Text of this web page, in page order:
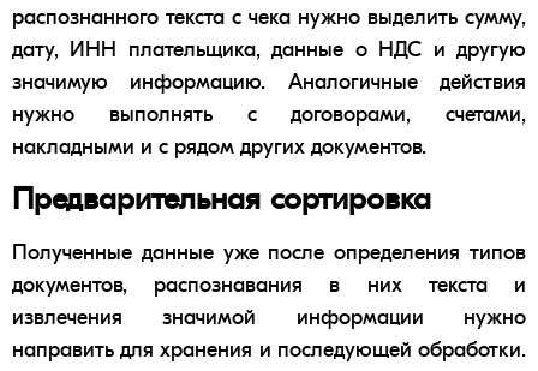
распознанного текста с чека нужно выделить сумму,
дату, ИНН плательщика, данные о НДС и другую
значимую информацию. Аналогичные действия
нужно выполнять с договорами, счетами,
накладными и с рядом других документов.
Предварительная сортировка
Полученные данные уже после определения типов
документов, распознавания в них текста и
извлечения значимой информации нужно
направить для хранения и последующей обработки.